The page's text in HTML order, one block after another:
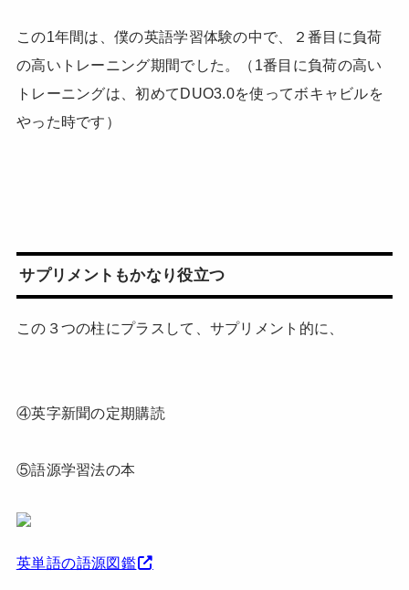
この1年間は、僕の英語学習体験の中で、２番目に負荷
の高いトレーニング期間でした。（1番目に負荷の高い
トレーニングは、初めてDUO3.0を使ってボキャビルを
やった時です）
サプリメントもかなり役立つ
この３つの柱にプラスして、サプリメント的に、
④英字新聞の定期購読
⑤語源学習法の本
英単語の語源図鑑